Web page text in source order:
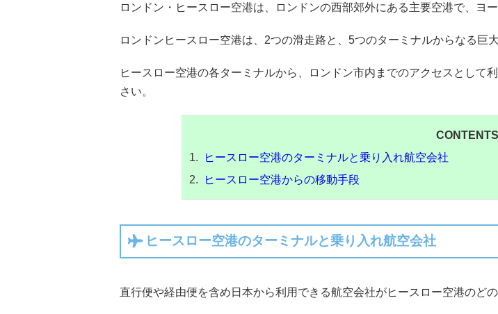
ロンドン・ヒースロー空港は、ロンドンの西部郊外にある主要空港で、ヨ
ロンドンヒースロー空港は、2つの滑走路と、5つのターミナルからなる巨
ヒースロー空港の各ターミナルから、ロンドン市内までのアクセスとして
さい。
CONTENTS
ヒースロー空港のターミナルと乗り入れ航空会社
ヒースロー空港からの移動手段
ヒースロー空港のターミナルと乗り入れ航空会社
直行便や経由便を含め日本から利用できる航空会社がヒースロー空港のど